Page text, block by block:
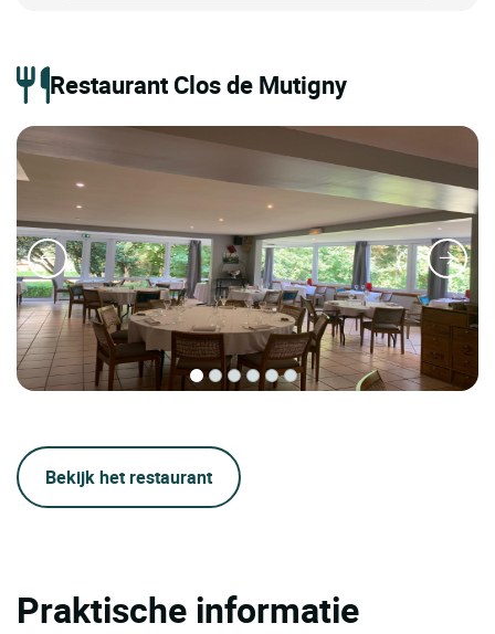
Restaurant Clos de Mutigny
Bekijk het restaurant
Praktische informatie